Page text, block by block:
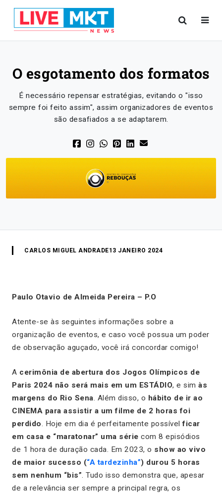
O esgotamento dos formatos
É necessário repensar estratégias, evitando o "isso
sempre foi feito assim", assim organizadores de eventos
são desafiados a se adaptarem.
CARLOS MIGUEL ANDRADE13 JANEIRO 2024
Paulo Otavio de Almeida Pereira – P.O
Atente-se às seguintes informações sobre a
organização de eventos, e caso você possua um poder
de observação aguçado, você irá concordar comigo!
A cerimônia de abertura dos Jogos Olímpicos de
Paris 2024 não será mais em um ESTÁDIO, e sim às
margens do Rio Sena. Além disso, o hábito de ir ao
CINEMA para assistir a um filme de 2 horas foi
perdido. Hoje em dia é perfeitamente possívelficar
em casa e “maratonar” uma série com 8 episódios
de 1 hora de duração cada. Em 2023, o show ao vivo
de maior sucesso (“A tardezinha”) durou 5 horas
sem nenhum “bis”. Tudo isso demonstra que, apesar
de a relevância ser sempre a principal regra, os